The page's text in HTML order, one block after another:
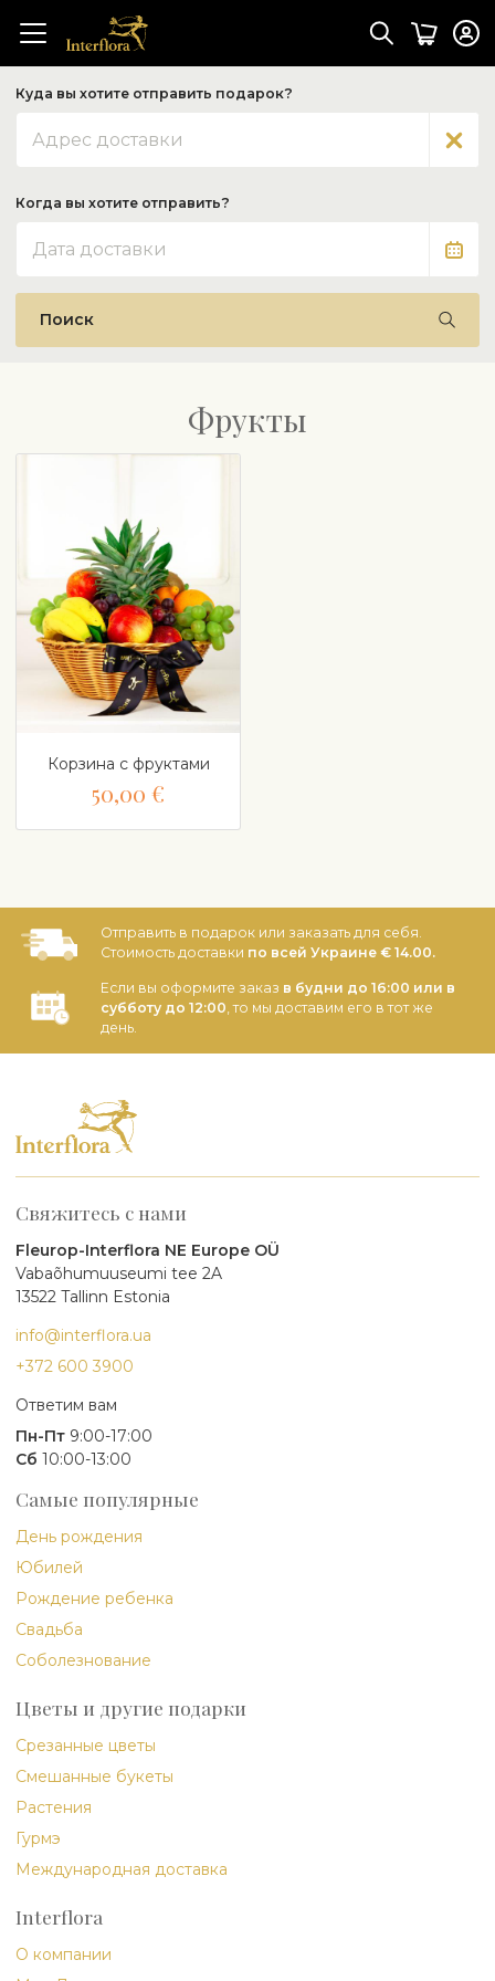
Куда вы хотите отправить подарок?
Когда вы хотите отправить?
Поиск
Фрукты
Корзина с фруктами
50,00 €
Отправить в подарок или заказать для себя.
Стоимость доставки по всей Украине € 14.00.
Если вы оформите заказ в будни до 16:00 или в
субботу до 12:00, то мы доставим его в тот же
день.
Свяжитесь с нами
Fleurop-Interflora NE Europe OÜ
Vabaõhumuuseumi tee 2A
13522 Tallinn Estonia
info@interflora.ua
+372 600 3900
Ответим вам
Пн-Пт 9:00-17:00
Сб 10:00-13:00
Самые популярные
День рождения
Юбилей
Рождение ребенка
Свадьба
Соболезнование
Цветы и другие подарки
Срезанные цветы
Смешанные букеты
Растения
Гурмэ
Международная доставка
Interflora
О компании